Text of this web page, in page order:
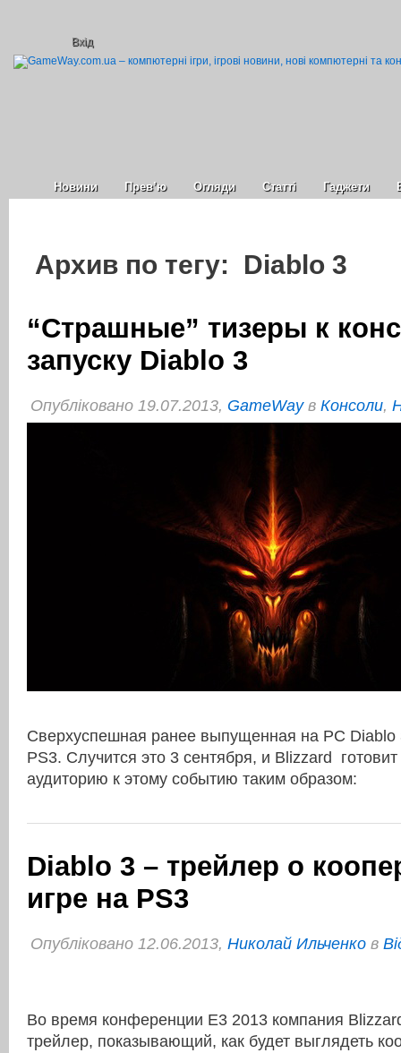
Вхід
Новини Прев’ю Огляди Статті Гаджети
Архив по тегу: Diablo 3
“Страшные” тизеры к
запуску Diablo 3
Опубліковано 19.07.2013, GameWayв Консоли,
Сверхуспешная ранее выпущенная на PC Diablo
PS3. Случится это 3 сентября, и Blizzard
аудиторию к этому событию таким образом:
Diablo 3 – трейлер о
игре на PS3
Опубліковано 12.06.2013, Николай Ильченко в
Во время конференции E3 2013 компания
трейлер, показывающий, как будет выглядеть